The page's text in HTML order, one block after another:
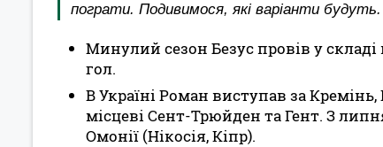
пограти. Подивимося, які варіанти
Минулий сезон Безус провів у складі
гол.
В Україні Роман виступав за
місцеві Сент-Трюйден та Гент. З
Омонії (Нікосія, Кіпр).